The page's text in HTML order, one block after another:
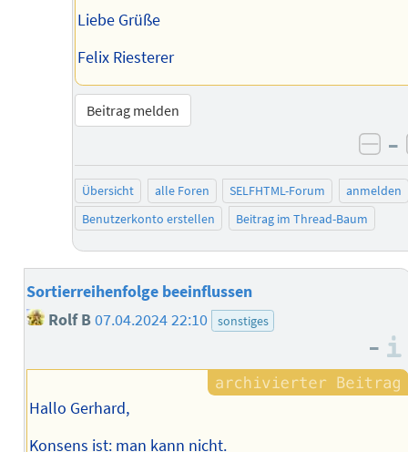
Liebe Grüße
Felix Riesterer
Beitrag melden
–
Übersicht alle Foren SELFHTML-Forum
anmelden
Benutzerkonto erstellen
Beitrag im Thread-Baum
Sortierreihenfolge beeinflussen
Rolf B07.04.2024 22:10 sonstiges
–
Hallo Gerhard,
Konsens ist: man kann nicht.